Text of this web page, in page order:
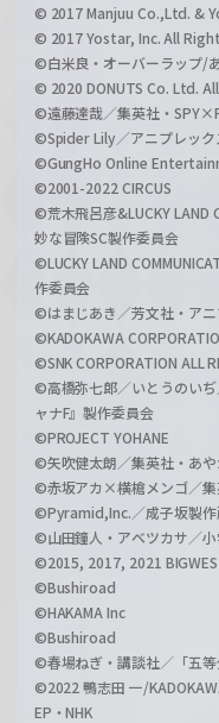
© 2017 Manjuu Co.,Ltd. &
© 2017 Yostar, Inc. All
©白米良・オーバーラップ/
© 2020 DONUTS Co. Ltd.
©遠藤達哉／集英社・
©Spider Lily／アニプレック
©GungHo Online
©2001-2022 CIRCUS
©荒木飛呂彦&LUCKY LAND
妙な冒険SC製作委員会
©LUCKY LAND
作委員会
©はまじあき／芳文社・アニ
©KADOKAWA
©SNK CORPORATION ALL
©高橋弥七郎／いとうのい
ャナF』製作委員会
©PROJECT YOHANE
©矢吹健太朗／集英社・あ
©赤坂アカ×横槍メンゴ／集
©Pyramid,Inc.／成子坂製作
©山田鐘人・アベツカサ／
©2015, 2017, 2021
©Bushiroad
©HAKAMA Inc
©Bushiroad
©春場ねぎ・講談社／「五
©2022 鴨志田 一/
EP・NHK